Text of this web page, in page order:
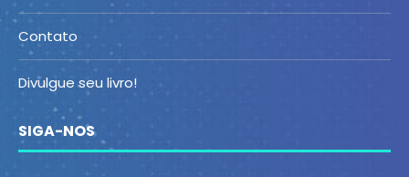
Contato
Divulgue seu livro!
SIGA-NOS